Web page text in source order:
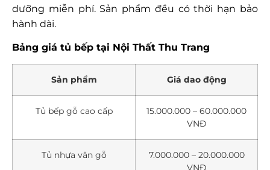
dưỡng miễn phí. Sản phẩm đều có thời hạn bảo
hành dài.
Bảng giá tủ bếp tại Nội Thất Thu Trang
Sản phẩm Giá dao động
Tủ bếp gỗ cao cấp
15.000.000 – 60.000.000
VNĐ
Tủ nhựa vân gỗ
7.000.000 – 20.000.000
VNĐ